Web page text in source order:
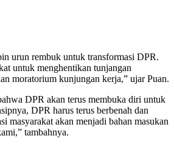
urun rembuk untuk transformasi DPR.
untuk menghentikan tunjangan
moratorium kunjungan kerja,” ujar Puan.
DPR akan terus membuka diri untuk
DPR harus terus berbenah dan
masyarakat akan menjadi bahan masukan
tambahnya.